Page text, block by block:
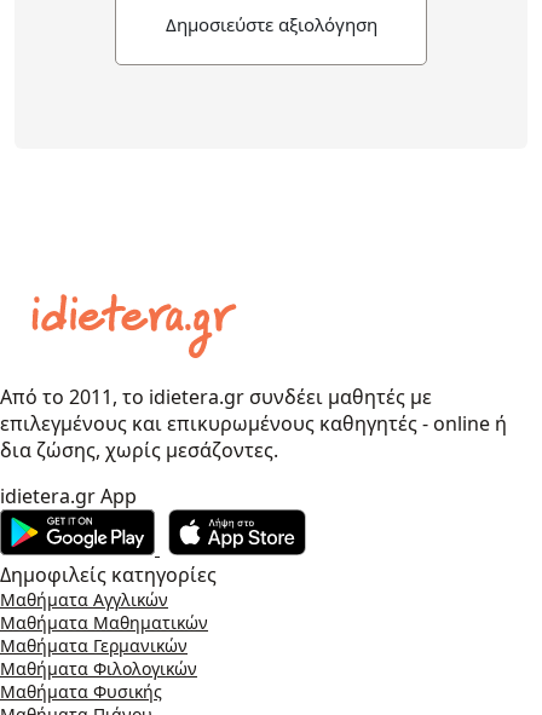
Δημοσιεύστε αξιολόγηση
Από το 2011, το idietera.gr συνδέει μαθητές με
επιλεγμένους και επικυρωμένους καθηγητές - online ή
δια ζώσης, χωρίς μεσάζοντες.
idietera.gr App
Δημοφιλείς κατηγορίες
Μαθήματα Αγγλικών
Μαθήματα Μαθηματικών
Μαθήματα Γερμανικών
Μαθήματα Φιλολογικών
Μαθήματα Φυσικής